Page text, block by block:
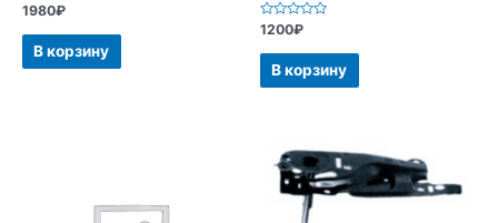
Оценка
из
1980₽
В корзину
Оценка
из
1200₽
В корзину